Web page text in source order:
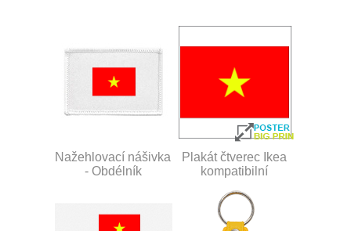
Nažehlovací nášivka
- Obdélník
Plakát čtverec Ikea
kompatibilní